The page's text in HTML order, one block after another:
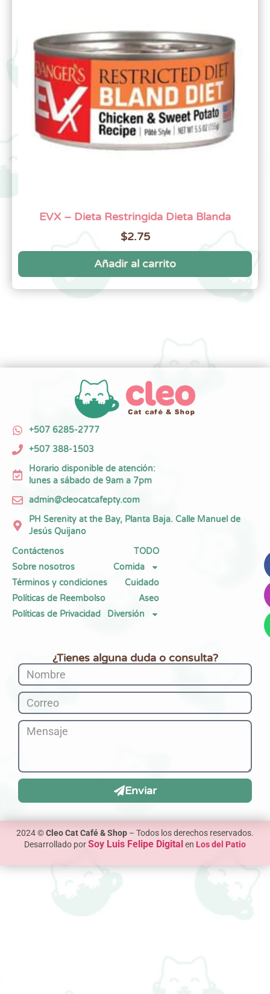
EVX – Dieta Restringida Dieta Blanda
$2.75
Añadir al carrito
+507 6285-2777
+507 388-1503
Horario disponible de atención:
lunes a sábado de 9am a 7pm
admin@cleocatcafepty.com
PH Serenity at the Bay, Planta Baja. Calle Manuel de
Jesús Quijano
Contáctenos
Sobre nosotros
Términos y condiciones
Políticas de Reembolso
Políticas de Privacidad
TODO
Comida
Cuidado
Aseo
Diversión
¿Tienes alguna duda o consulta?
Enviar
2024 ©Cleo Cat Café & Shop – Todos los derechos reservados.
Desarrollado porSoy Luis Felipe Digital en Los del Patio